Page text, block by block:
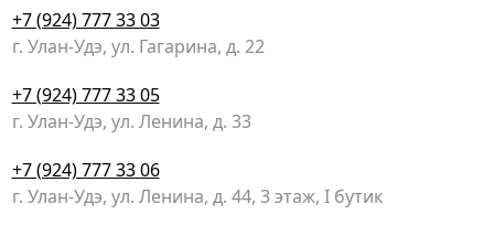
+7 (924) 777 33 03
г. Улан-Удэ, ул. Гагарина, д. 22
+7 (924) 777 33 05
г. Улан-Удэ, ул. Ленина, д. 33
+7 (924) 777 33 06
г. Улан-Удэ, ул. Ленина, д. 44, 3 этаж, I бутик